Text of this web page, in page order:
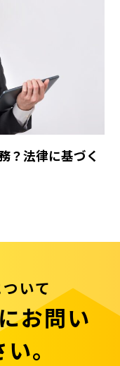
？法律に基づく
いて
お問い
。